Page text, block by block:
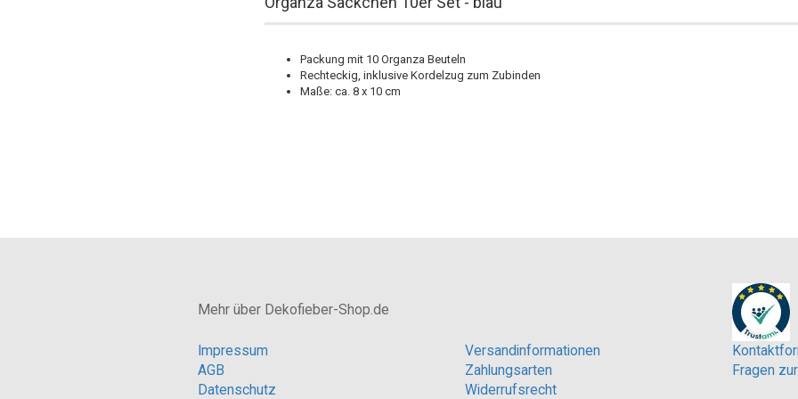
Packung mit 10 Organza Beuteln
Rechteckig, inklusive Kordelzug zum Zubinden
Maße: ca. 8 x 10 cm
Mehr über Dekofieber-Shop.de
Impressum Versandinformationen
AGB
Zahlungsarten
Fragen
Datenschutz
Widerrufsrecht